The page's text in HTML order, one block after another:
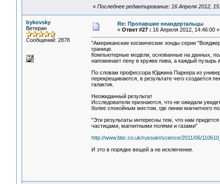
« Последнее редактирование: 16 Апреля 2012,
bykovsky
Ветеран
Сообщений: 2878
Re: Пропавшие неандертальцы
« Ответ #27 : 16 Апреля 2012, 14:46:00 »
"Американские космические зонды серии
границе.
Компьютерные модели, основанные на данных,
напоминает пену в кружке пива, а каждый
По словам профессора Юджина Паркера из
перекрещиваются, в результате чего создается
галактик.
Неожиданный результат
Исследователи признаются, что не ожидали
более спокойным местом, где линии магнитного
"Эти результаты интересны тем, что нам
частицами, магнитными полями и газами"
http://www.bbc.co.uk/russian/science/2011/06/
И это в порядке вещей а не исключение.